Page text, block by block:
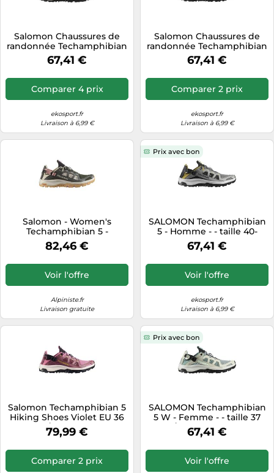
Salomon Chaussures de
randonnée Techamphibian
5 Rose Femme EU 40 2/3
67,41 €
Comparer 4 prix
ekosport.fr
Livraison à 6,99 €
Salomon Chaussures de
randonnée Techamphibian
5 Homme Gris/argent Taille
46 2/3
67,41 €
Comparer 2 prix
ekosport.fr
Livraison à 6,99 €
Salomon - Women's
Techamphibian 5 -
Chaussures aquatiques - EU
44 - peat / rainy day / hyma
82,46 €
Voir l'offre
Alpiniste.fr
Livraison gratuite
Prix avec bon
SALOMON Techamphibian
5 - Homme - - taille 40-
modèle 2026
67,41 €
Voir l'offre
ekosport.fr
Livraison à 6,99 €
Salomon Techamphibian 5
Hiking Shoes Violet EU 36
2/3 Femme
79,99 €
Comparer 2 prix
Prix avec bon
SALOMON Techamphibian
5 W - Femme - - taille 37
1/3- modèle 2026
67,41 €
Voir l'offre